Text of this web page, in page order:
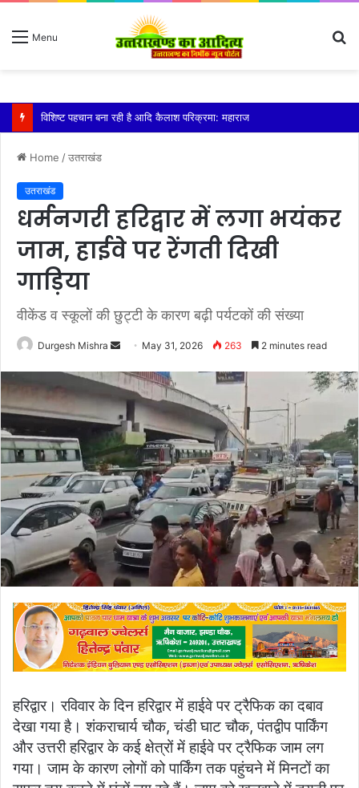
Menu
तेज बारिश से धर्मनगरी हरिद्वार हुई पानी-पानी
Home /उतराखंड
उतराखंड
धर्मनगरी हरिद्वार में लगा भयंकर
जाम, हाईवे पर रेंगती दिखी
गाड़िया
वीकेंड व स्कूलों की छुट्टी के कारण बढ़ी पर्यटकों की संख्या
Durgesh Mishra
Send
email
May 31, 2026 263 2 minutes read
हरिद्वार। रविवार के दिन हरिद्वार में हाईवे पर ट्रैफिक का दबाव
देखा गया है। शंकराचार्य चौक, चंडी घाट चौक, पंतद्वीप पार्किंग
और उत्तरी हरिद्वार के कई क्षेत्रों में हाईवे पर ट्रैफिक जाम लग
गया। जाम के कारण लोगों को पार्किंग तक पहुंचने में मिनटों का